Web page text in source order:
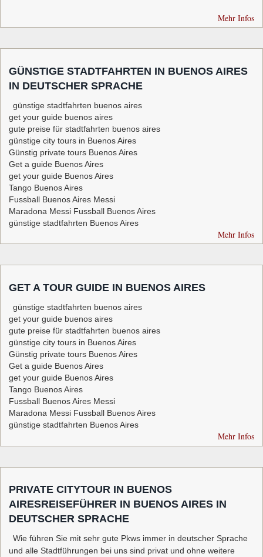
Mehr Infos
GÜNSTIGE STADTFAHRTEN IN BUENOS AIRES
IN DEUTSCHER SPRACHE
günstige stadtfahrten buenos aires
get your guide buenos aires
gute preise für stadtfahrten buenos aires
günstige city tours in Buenos Aires
Günstig private tours Buenos Aires
Get a guide Buenos Aires
get your guide Buenos Aires
Tango Buenos Aires
Fussball Buenos Aires Messi
Maradona Messi Fussball Buenos Aires
günstige stadtfahrten Buenos Aires
Mehr Infos
GET A TOUR GUIDE IN BUENOS AIRES
günstige stadtfahrten buenos aires
get your guide buenos aires
gute preise für stadtfahrten buenos aires
günstige city tours in Buenos Aires
Günstig private tours Buenos Aires
Get a guide Buenos Aires
get your guide Buenos Aires
Tango Buenos Aires
Fussball Buenos Aires Messi
Maradona Messi Fussball Buenos Aires
günstige stadtfahrten Buenos Aires
Mehr Infos
PRIVATE CITYTOUR IN BUENOS
AIRESREISEFÜHRER IN BUENOS AIRES IN
DEUTSCHER SPRACHE
Wie führen Sie mit sehr gute Pkws immer in deutscher Sprache
und alle Stadtführungen bei uns sind privat und ohne weitere